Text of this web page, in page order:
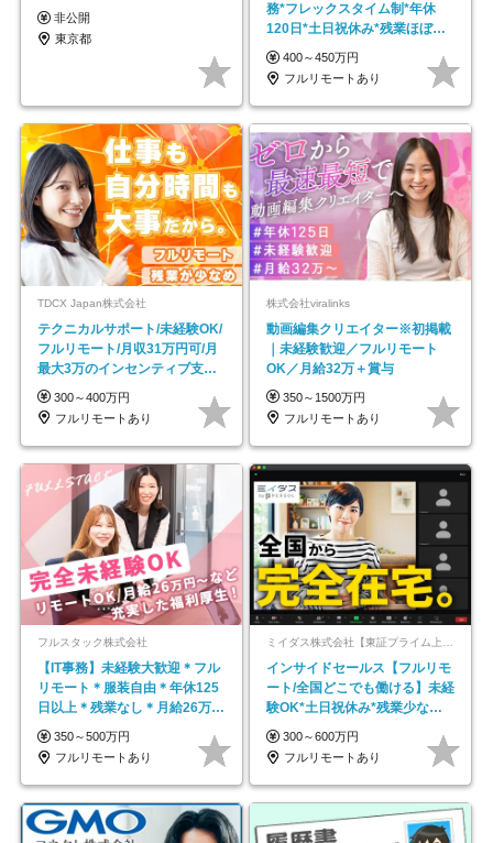
非公開
東京都
務*フレックスタイム制*年休
120日*土日祝休み*残業ほぼな
し*育児中社員8割以上
400～450万円
フルリモートあり
TDCX Japan株式会社
テクニカルサポート/未経験OK/
フルリモート/月収31万円可/月
最大3万のインセンティブ支給/
平均年齢33歳
300～400万円
フルリモートあり
株式会社viralinks
動画編集クリエイター※初掲載
｜未経験歓迎／フルリモート
OK／月給32万＋賞与
350～1500万円
フルリモートあり
フルスタック株式会社
【IT事務】未経験大歓迎＊フル
リモート＊服装自由＊年休125
日以上＊残業なし＊月給26万円
以上
350～500万円
フルリモートあり
ミイダス株式会社【東証プライム上場パーソルグループ】
インサイドセールス【フルリモ
ート/全国どこでも働ける】未経
験OK*土日祝休み*残業少なめ*
在宅勤務手当あり
300～600万円
フルリモートあり